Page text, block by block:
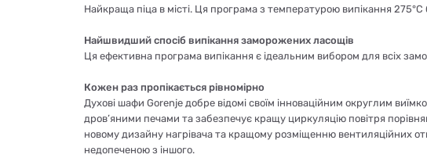
Найкраща піца в місті. Ця програма з температурою випікання
Найшвидший спосіб випікання заморожених ласощів
Ця ефективна програма випікання є ідеальним вибором для всіх
Кожен раз пропікається рівномірно
Духові шафи Gorenje добре відомі своїм інноваційним округлим
дров’яними печами та забезпечує кращу циркуляцію повітря
новому дизайну нагрівача та кращому розміщенню вентиляційних
недопеченою з іншого.